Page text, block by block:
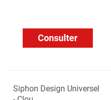
Consulter
Siphon Design Universel